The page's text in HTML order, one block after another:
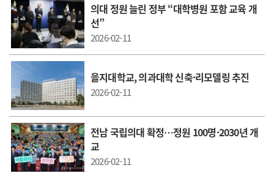
의대 정원 늘린 정부 “대학병원 포함 교육 개
선”
2026-02-11
을지대학교, 의과대학 신축·리모델링 추진
2026-02-11
전남 국립의대 확정…정원 100명·2030년 개
교
2026-02-11